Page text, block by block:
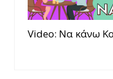
Video: Να κάνω